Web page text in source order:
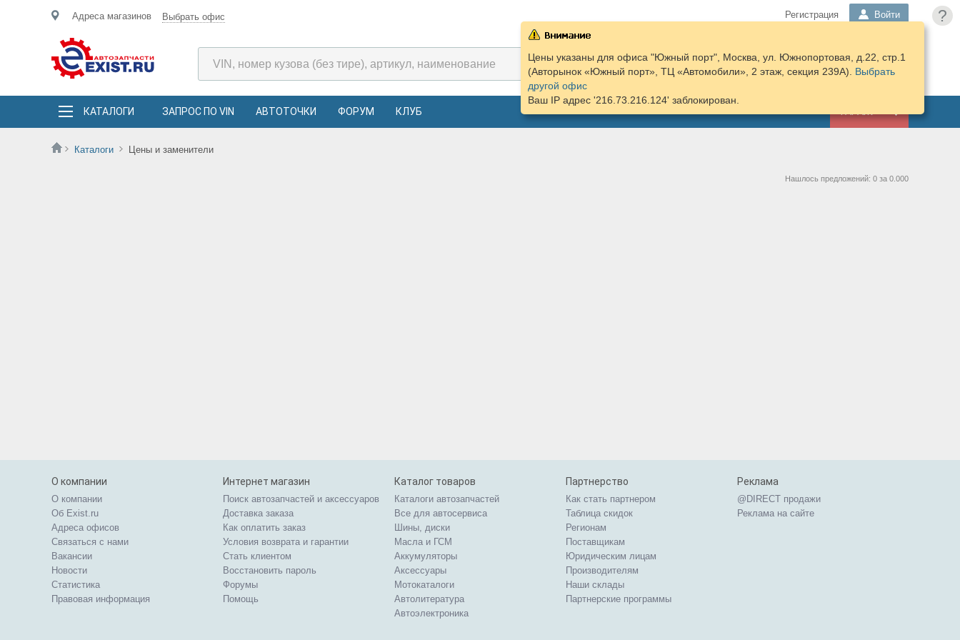
?
Адреса магазинов Выбрать офис Регистрация Войти
КОРЗИНА
ПОДОБРАТЬ
ЗАПЧАСТИ
КАТАЛОГИ ЗАПРОС ПО VIN АВТОТОЧКИ ФОРУМ КЛУБ
Каталоги Цены и заменители
Цены указаны для офиса "Южный порт", Москва, ул. Южнопортовая, д.22, стр.1
(Авторынок «Южный порт», ТЦ «Автомобили», 2 этаж, секция 239А). Выбрать
другой офис
Ваш IP адрес '216.73.216.124' заблокирован.
Нашлось предложений: 0 за 0.000
О компании
О компании
Об Exist.ru
Адреса офисов
Связаться с нами
Вакансии
Новости
Статистика
Правовая информация
Интернет магазин
Поиск автозапчастей и аксессуаров
Доставка заказа
Как оплатить заказ
Условия возврата и гарантии
Стать клиентом
Восстановить пароль
Форумы
Помощь
Каталог товаров
Каталоги автозапчастей
Все для автосервиса
Шины, диски
Масла и ГСМ
Аккумуляторы
Аксессуары
Мотокаталоги
Автолитература
Автоэлектроника
Партнерство
Как стать партнером
Таблица скидок
Регионам
Поставщикам
Юридическим лицам
Производителям
Наши склады
Партнерские программы
Реклама
@DIRECT продажи
Реклама на сайте